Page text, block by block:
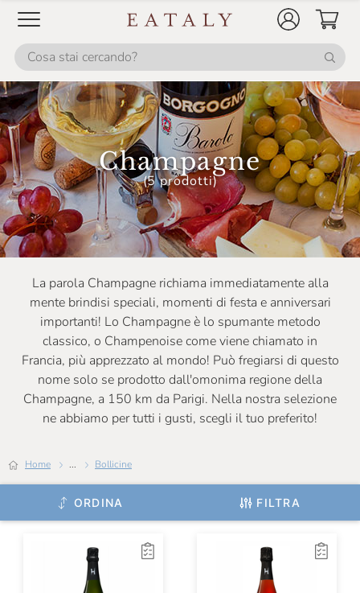
Champagne
(5 prodotti)
La parola Champagne richiama immediatamente alla
mente brindisi speciali, momenti di festa e anniversari
importanti! Lo Champagne è lo spumante metodo
classico, o Champenoise come viene chiamato in
Francia, più apprezzato al mondo! Può fregiarsi di questo
nome solo se prodotto dall'omonima regione della
Champagne, a 150 km da Parigi. Nella nostra selezione
ne abbiamo per tutti i gusti, scegli il tuo preferito!
Home ... Bollicine
ORDINA FILTRA